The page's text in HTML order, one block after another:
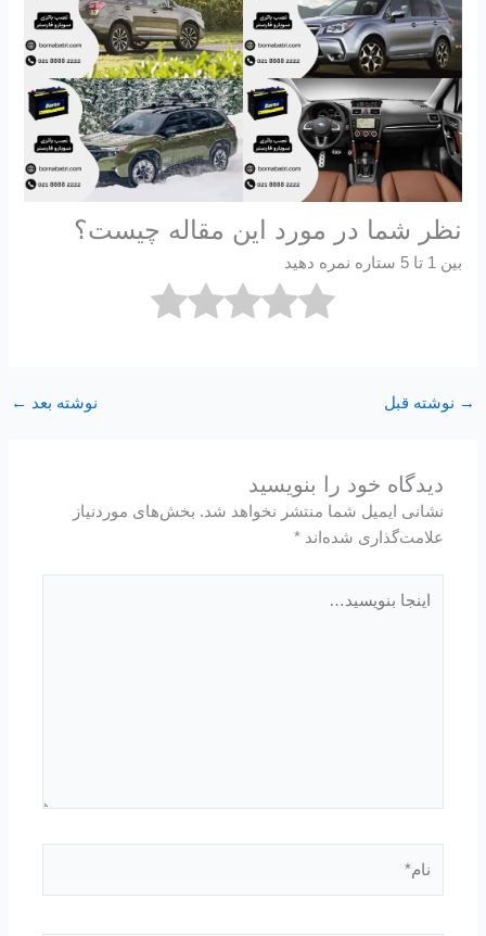
نظر شما در مورد این مقاله چیست؟
بین 1 تا 5 ستاره نمره دهید
→ نوشته قبل نوشته بعد ←
دیدگاه‌ خود را بنویسید
نشانی ایمیل شما منتشر نخواهد شد. بخش‌های موردنیاز
علامت‌گذاری شده‌اند*
بنویسید…